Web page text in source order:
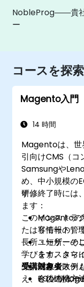
NobleProg――貴社
ー
コースを探索
Magento入門
14 時間
Magentoは、世
引向けCMS（コ
Samsungや
め、中小規模の
す。
このインストラ
たはリモート）
長所・短所、そ
学びます。さら
導入例と失敗例
え、今後の
研修終了時には
ます：
Magentoの
客情報の管
ユーザーの
をカスタマ
既存システ
との連携方
受講対象者
ECソリュ